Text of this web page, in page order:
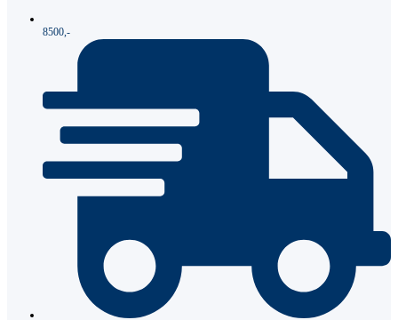
8500,-